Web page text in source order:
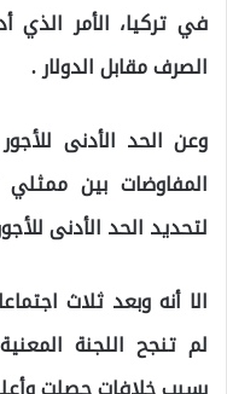
في تركيا، الأمر
الصرف مقابل الدولار .
وعن الحد الأدنى
المفاوضات بين ممثلي
لتحديد الحد الأدنى للأجور
الا أنه وبعد ثلاث
لم تنجح اللجنة